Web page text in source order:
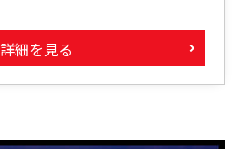
詳細を見る